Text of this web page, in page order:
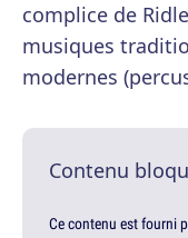
complice de
musiques
modernes
Contenu
Ce contenu est fourni